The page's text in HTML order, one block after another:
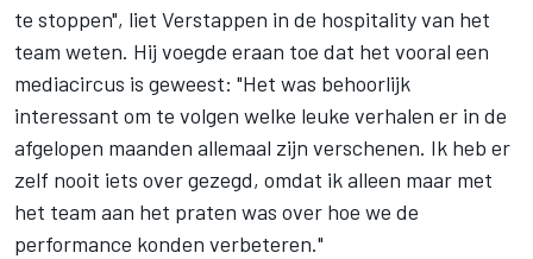
te stoppen", liet Verstappen in de hospitality van het
team weten. Hij voegde eraan toe dat het vooral een
mediacircus is geweest: "Het was behoorlijk
interessant om te volgen welke leuke verhalen er in de
afgelopen maanden allemaal zijn verschenen. Ik heb er
zelf nooit iets over gezegd, omdat ik alleen maar met
het team aan het praten was over hoe we de
performance konden verbeteren."